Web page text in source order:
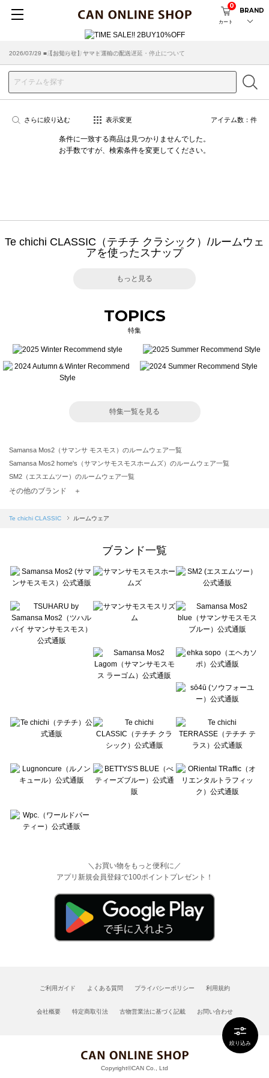
カート
0
BRAND
2026/07/29 ■【お知らせ】ヤマト運輸の配送遅延・停止について
2026/03/18 ■店舗受け取りサービスのご案内
絞り込み
さらに絞り込む 表示変更 アイテム数： 件
条件に一致する商品は見つかりませんでした。
お手数ですが、検索条件を変更してください。
Te chichi CLASSIC（テチチ クラシック）/ルームウェ
アを使ったスナップ
もっと見る
TOPICS
特集
特集一覧を見る
Samansa Mos2（サマンサ モスモス）のルームウェア一覧
Samansa Mos2 home's（サマンサモスモスホームズ）のルームウェア一覧
SM2（エスエムツー）のルームウェア一覧
TSUHARU by Samansa Mos2（ツハルバイサマンサモスモス）のルームウェア一覧
Samansa Mos2 blue（サマンサモスモス ブルー）のルームウェア一覧
sō4ū（ソウフォーユー）のルームウェア一覧
Te chichi（テチチ）のルームウェア一覧
Te chichi CLASSIC（テチチ クラシック）のルームウェア一覧
Lugnoncure（ルノンキュール）のルームウェア一覧
BETTY'S BLUE（べティーズブルー）のルームウェア一覧
Wpc.（ワールドパーティー）のルームウェア一覧
その他のブランド ＋
Te chichi CLASSIC ルームウェア
ブランド一覧
＼お買い物をもっと便利に／
アプリ新規会員登録で100ポイントプレゼント！
ご利用ガイド よくある質問 プライバシーポリシー 利用規約
会社概要 特定商取引法 古物営業法に基づく記載 お問い合わせ
Copyright©CAN Co., Ltd